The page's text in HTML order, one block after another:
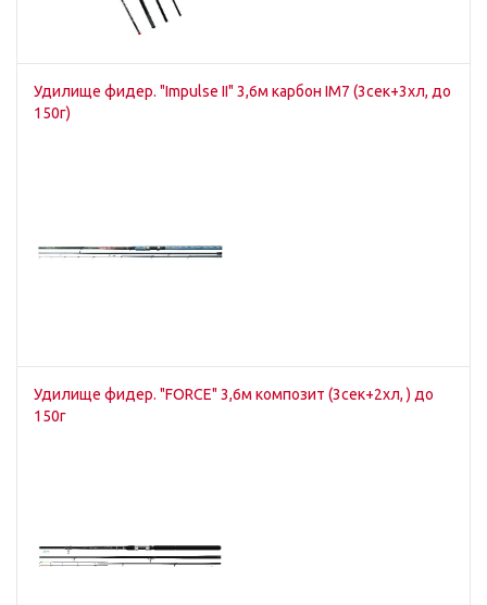
Удилище фидер. "Impulse II" 3,6м карбон IM7 (3сек+3хл, до
150г)
Удилище фидер. "FORCE" 3,6м композит (3сек+2хл, ) до
150г